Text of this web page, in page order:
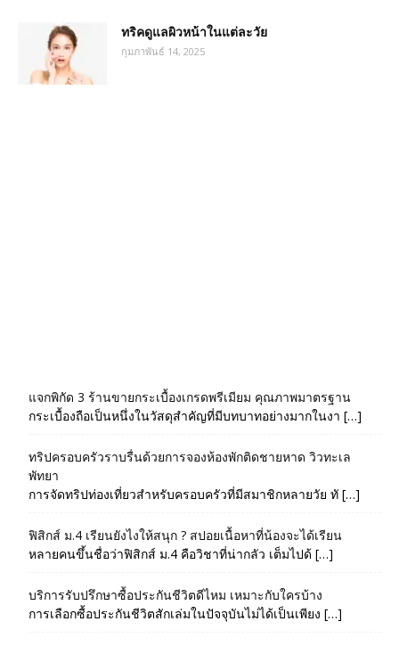
ทริคดูแลผิวหน้าในแต่ละวัย
กุมภาพันธ์ 14, 2025
แจกพิกัด 3 ร้านขายกระเบื้องเกรดพรีเมียม คุณภาพมาตรฐาน
กระเบื้องถือเป็นหนึ่งในวัสดุสำคัญที่มีบทบาทอย่างมากในงา […]
ทริปครอบครัวราบรื่นด้วยการจองห้องพักติดชายหาด วิวทะเล
พัทยา
การจัดทริปท่องเที่ยวสำหรับครอบครัวที่มีสมาชิกหลายวัย ทั […]
ฟิสิกส์ ม.4 เรียนยังไงให้สนุก ? สปอยเนื้อหาที่น้องจะได้เรียน
หลายคนขึ้นชื่อว่าฟิสิกส์ ม.4 คือวิชาที่น่ากลัว เต็มไปด้ […]
บริการรับปรึกษาซื้อประกันชีวิตดีไหม เหมาะกับใครบ้าง
การเลือกซื้อประกันชีวิตสักเล่มในปัจจุบันไม่ได้เป็นเพียง […]